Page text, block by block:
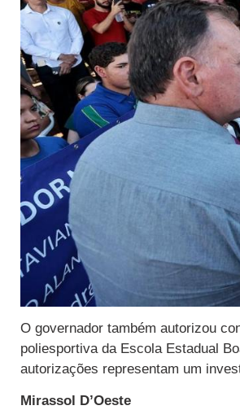
O governador também autorizou
poliesportiva da Escola Estadual
autorizações representam um
Mirassol D’Oeste